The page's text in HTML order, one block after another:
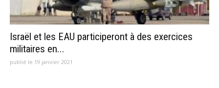
Israël et les EAU participeront à des exercices
militaires en...
publié le 19 janvier 2021